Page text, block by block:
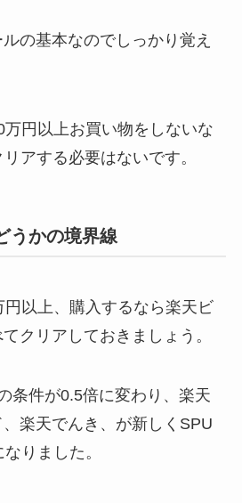
の基本なのでしっかり覚え
円以上お買い物をしないな
アする必要はないです。
うかの境界線
以上、購入するなら楽天ビ
クリアしておきましょう。
条件が0.5倍に変わり、楽天
楽天でんき、が新しくSPU
りました。